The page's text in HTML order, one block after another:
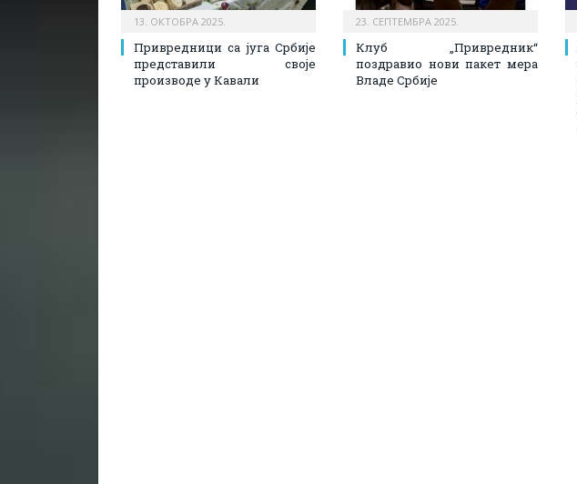
13. ОКТОБРА 2025.
Привредници са југа Србије
представили своје
производе у Кавали
23. СЕПТЕМБРА 2025.
Клуб „Привредник“
поздравио нови пакет мера
Владе Србије